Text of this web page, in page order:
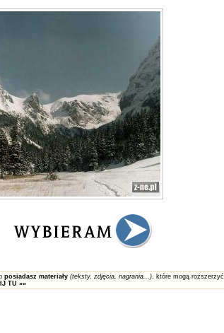
posiadasz materiały (teksty, zdjęcia, nagrania...), które mogą rozszerzyć
TU »»